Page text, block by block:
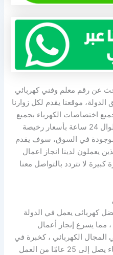
عن رقم معلم وفني كهربائي
موقعنا يقدم لكل زوارنا
اختصاصات الكهرباء بجميع
المناطق ، الفنيون لدينا يعملون طوال 24 ساعة بأسعار رخيصة
في السوق، سوف يقدم
يعملون لدينا انجاز اعمال
كبيرة لا تتردد بالتواصل معنا
كهربائى يعمل في الدولة
مما يسرع إنجاز أعمال
الكهربائي ، كخبرة في
الدولة في العمل في مجال الكهرباء يصل إلى 25 عامًا من العمل